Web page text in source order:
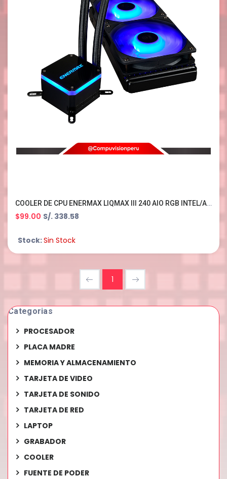
COOLER DE CPU ENERMAX LIQMAX III 240 AIO RGB INTEL/AMD
$99.00 S/. 338.58
Stock:Sin Stock
1
Categorias
PROCESADOR
PLACA MADRE
MEMORIA Y ALMACENAMIENTO
TARJETA DE VIDEO
TARJETA DE SONIDO
TARJETA DE RED
LAPTOP
GRABADOR
COOLER
FUENTE DE PODER